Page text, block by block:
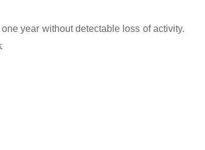
year without detectable loss of activity.